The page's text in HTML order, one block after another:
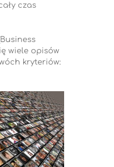
czas
wiele opisów
kryteriów: